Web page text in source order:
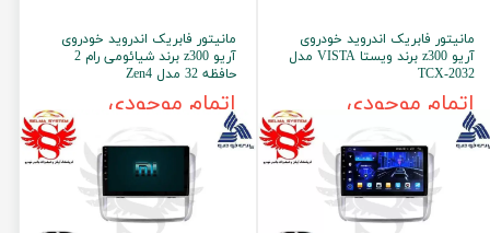
مانیتور فابریک اندروید خودروی
آریو z300 برند ویستا VISTA مدل
TCX-2032
اتمام موجودی
مانیتور فابریک اندروید خودروی
آریو z300 برند شیائومی رام 2
حافظه 32 مدل Zen4
اتمام موجودی